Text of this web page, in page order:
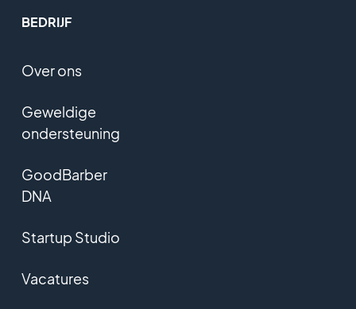
BEDRIJF
Over ons
Geweldige
ondersteuning
GoodBarber
DNA
Startup Studio
Vacatures